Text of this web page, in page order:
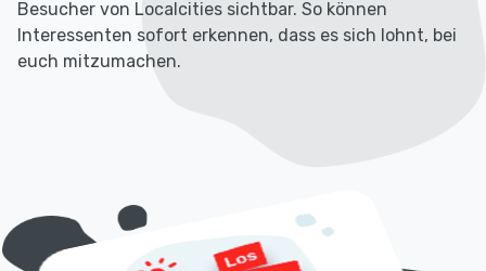
Besucher von Localcities sichtbar. So können
Interessenten sofort erkennen, dass es sich lohnt, bei
euch mitzumachen.